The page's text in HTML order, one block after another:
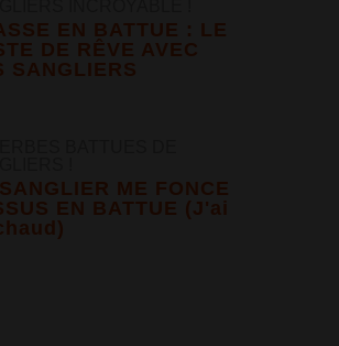
EN BATTUE : LE
DE RÊVE AVEC
SANGLIERS
ME FONCE
EN BATTUE (J'ai